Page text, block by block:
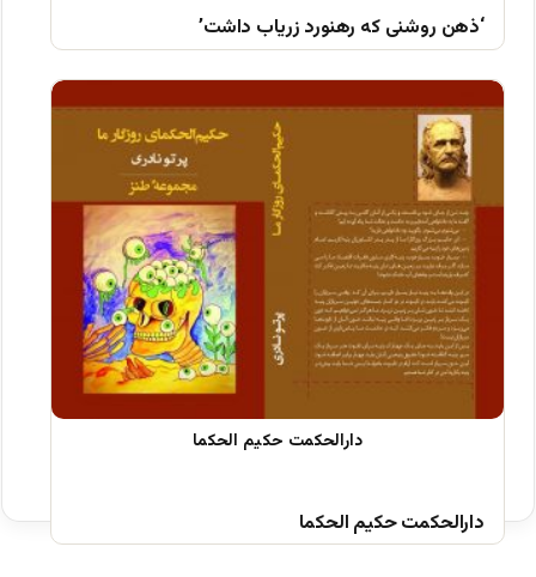
‘ذهن روشنی که رهنورد زریاب داشت’
دارالحکمت حکیم الحکما